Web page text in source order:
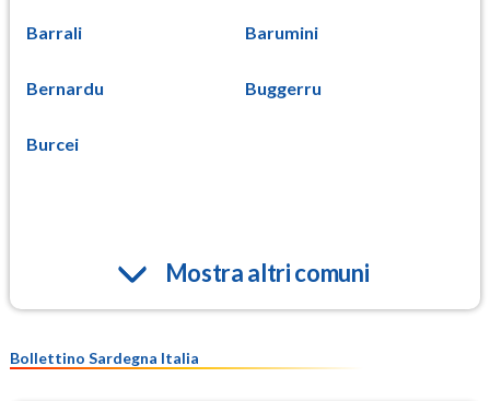
Barrali Barumini
Bernardu Buggerru
Burcei
Mostra altri comuni
Bollettino Sardegna Italia